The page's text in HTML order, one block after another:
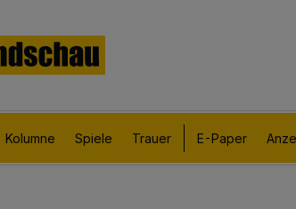
Kolumne Spiele Trauer E-Paper